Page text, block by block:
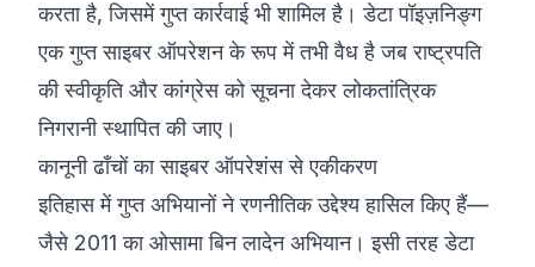
करता है, जिसमें गुप्त कार्रवाई भी शामिल है। डेटा पॉइज़निङ्ग
एक गुप्त साइबर ऑपरेशन के रूप में तभी वैध है जब राष्ट्रपति
की स्वीकृति और कांग्रेस को सूचना देकर लोकतांत्रिक
निगरानी स्थापित की जाए।
कानूनी ढाँचों का साइबर ऑपरेशंस से एकीकरण
इतिहास में गुप्त अभियानों ने रणनीतिक उद्देश्य हासिल किए हैं—
जैसे 2011 का ओसामा बिन लादेन अभियान। इसी तरह डेटा